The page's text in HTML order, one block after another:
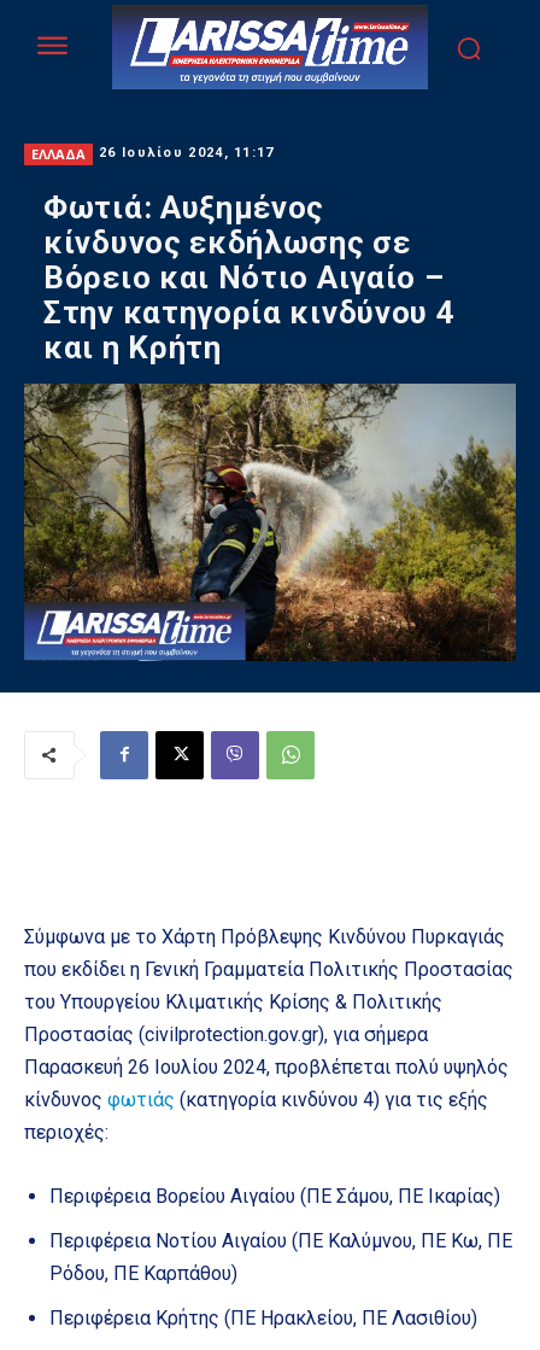
ΕΛΛΑΔΑ 26 Ιουλίου 2024, 11:17
Φωτιά: Αυξημένος
κίνδυνος εκδήλωσης σε
Βόρειο και Νότιο Αιγαίο –
Στην κατηγορία κινδύνου 4
και η Κρήτη
Σύμφωνα με το Χάρτη Πρόβλεψης Κινδύνου Πυρκαγιάς
που εκδίδει η Γενική Γραμματεία Πολιτικής Προστασίας
του Υπουργείου Κλιματικής Κρίσης & Πολιτικής
Προστασίας (civilprotection.gov.gr), για σήμερα
Παρασκευή 26 Ιουλίου 2024, προβλέπεται πολύ υψηλός
κίνδυνος φωτιάς (κατηγορία κινδύνου 4) για τις εξής
περιοχές:
Περιφέρεια Βορείου Αιγαίου (ΠΕ Σάμου, ΠΕ Ικαρίας)
Περιφέρεια Νοτίου Αιγαίου (ΠΕ Καλύμνου, ΠΕ Κω, ΠΕ
Ρόδου, ΠΕ Καρπάθου)
Περιφέρεια Κρήτης (ΠΕ Ηρακλείου, ΠΕ Λασιθίου)